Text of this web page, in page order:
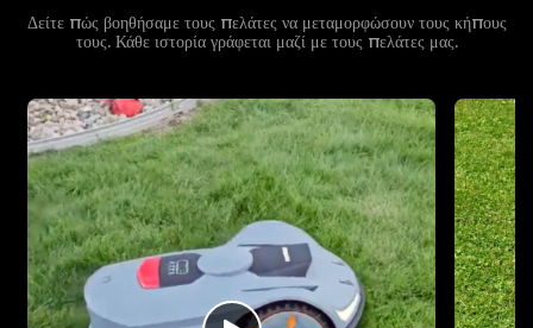
Δείτε πώς βοηθήσαμε τους πελάτες να μεταμορφώσουν τους κήπους
τους. Κάθε ιστορία γράφεται μαζί με τους πελάτες μας.